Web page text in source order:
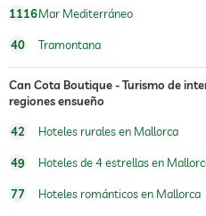
1116Mar Mediterráneo
40 Tramontana
Can Cota Boutique - Turismo de
regiones ensueño
42 Hoteles rurales en Mallorca
49 Hoteles de 4 estrellas en
77 Hoteles románticos en Mallorca